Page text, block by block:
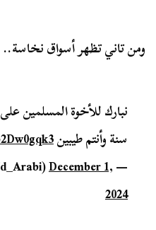
ومن تاني تظهر أسواق نخاسة..
نبارك للأخوة المسلمين
سنة وأنتم طيبين
— Arab Atheist (@mol7d_Arabi)
December 1,
2024